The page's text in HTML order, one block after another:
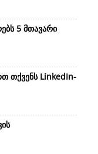
5 მთავარი
თქვენს LinkedIn-